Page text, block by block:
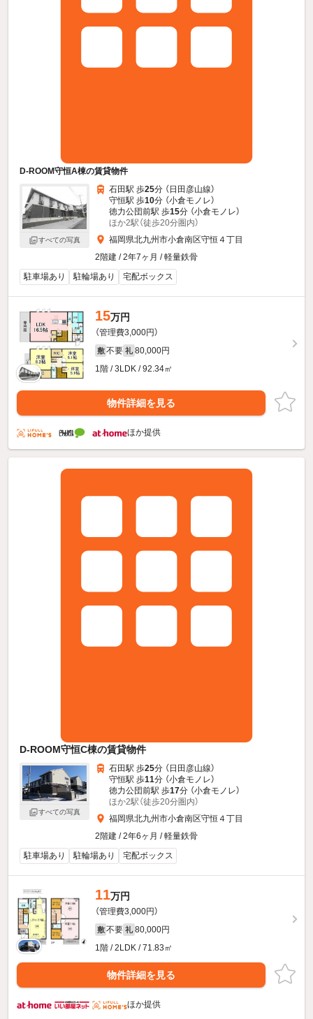
D-ROOM守恒A棟の賃貸物件
すべての写真
石田駅 歩25分 （日田彦山線）
守恒駅 歩10分 （小倉モノレ）
徳力公団前駅 歩15分 （小倉モノレ）
ほか2駅（徒歩20分圏内）
福岡県北九州市小倉南区守恒４丁目
2階建 / 2年7ヶ月 / 軽量鉄骨
駐車場あり
駐輪場あり 宅配ボックス
15万円
（管理費3,000円）
敷 不要 礼 80,000円
1階 / 3LDK / 92.34㎡
物件詳細を見る
ほか提供
D-ROOM守恒C棟の賃貸物件
すべての写真
石田駅 歩25分 （日田彦山線）
守恒駅 歩11分 （小倉モノレ）
徳力公団前駅 歩17分 （小倉モノレ）
ほか2駅（徒歩20分圏内）
福岡県北九州市小倉南区守恒４丁目
2階建 / 2年6ヶ月 / 軽量鉄骨
駐車場あり
駐輪場あり 宅配ボックス
11万円
（管理費3,000円）
敷 不要 礼 80,000円
1階 / 2LDK / 71.83㎡
物件詳細を見る
ほか提供